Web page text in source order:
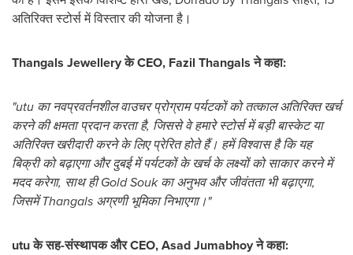
अतिरिक्त स्टोर्स में विस्तार की योजना है।
Thangals Jewellery के CEO, Fazil Thangalsने कहा:
"utu का नवप्रवर्तनशील वाउचर प्रोग्राम पर्यटकों को तत्काल अतिरिक्त खर्च
करने की क्षमता प्रदान करता है, जिससे वे हमारे स्टोर्स में बड़ी बास्केट या
अतिरिक्त खरीदारी करने के लिए प्रेरित होते हैं। हमें विश्वास है कि यह
बिक्री को बढ़ाएगा और दुबई में पर्यटकों के खर्च के लक्ष्यों को साकार करने में
मदद करेगा, साथ ही Gold Souk का अनुभव और जीवंतता भी बढ़ाएगा,
जिसमें Thangals अग्रणी भूमिका निभाएगा।"
utu के सह-संस्थापक और CEO,Asad Jumabhoyने कहा: